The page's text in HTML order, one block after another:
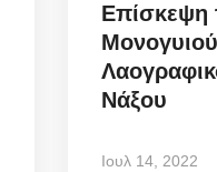
Επίσκεψη
Νάξου
Ιουλ 14, 2022